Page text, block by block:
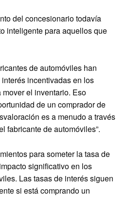
del concesionario todavía
inteligente para aquellos que
de automóviles han
incentivadas en los
el inventario. Eso
de un comprador de
es a menudo a través
fabricante de automóviles”.
para someter la tasa de
significativo en los
Las tasas de interés siguen
si está comprando un